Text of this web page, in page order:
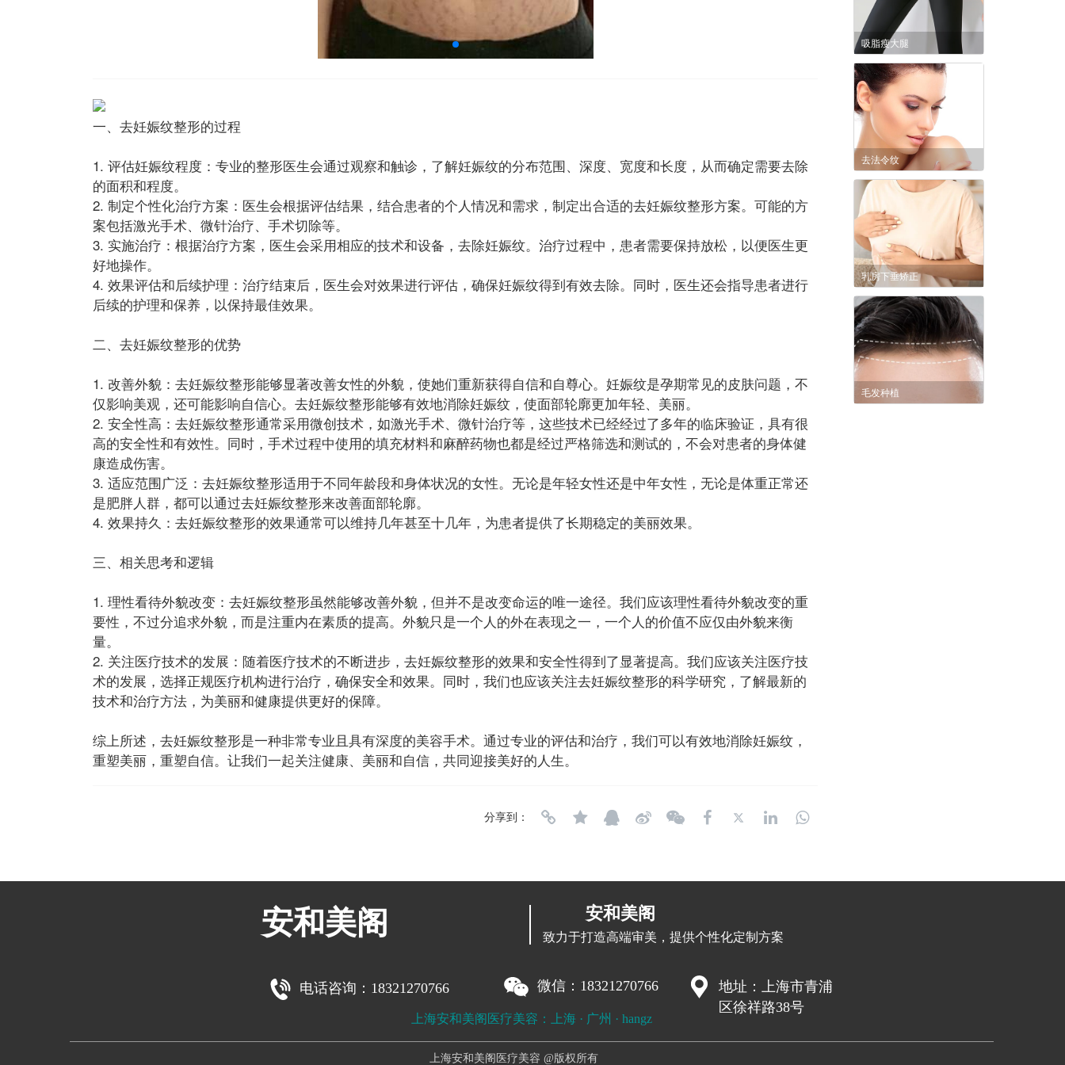
一、去妊娠纹整形的过程
1. 评估妊娠纹程度：专业的整形医生会通过观察和触诊，了解妊娠纹的分布范围、深度、宽度和长度，从而确定需要去除
的面积和程度。
2. 制定个性化治疗方案：医生会根据评估结果，结合患者的个人情况和需求，制定出合适的去妊娠纹整形方案。可能的方
案包括激光手术、微针治疗、手术切除等。
3. 实施治疗：根据治疗方案，医生会采用相应的技术和设备，去除妊娠纹。治疗过程中，患者需要保持放松，以便医生更
好地操作。
4. 效果评估和后续护理：治疗结束后，医生会对效果进行评估，确保妊娠纹得到有效去除。同时，医生还会指导患者进行
后续的护理和保养，以保持最佳效果。
二、去妊娠纹整形的优势
1. 改善外貌：去妊娠纹整形能够显著改善女性的外貌，使她们重新获得自信和自尊心。妊娠纹是孕期常见的皮肤问题，不
仅影响美观，还可能影响自信心。去妊娠纹整形能够有效地消除妊娠纹，使面部轮廓更加年轻、美丽。
2. 安全性高：去妊娠纹整形通常采用微创技术，如激光手术、微针治疗等，这些技术已经经过了多年的临床验证，具有很
高的安全性和有效性。同时，手术过程中使用的填充材料和麻醉药物也都是经过严格筛选和测试的，不会对患者的身体健
康造成伤害。
3. 适应范围广泛：去妊娠纹整形适用于不同年龄段和身体状况的女性。无论是年轻女性还是中年女性，无论是体重正常还
是肥胖人群，都可以通过去妊娠纹整形来改善面部轮廓。
4. 效果持久：去妊娠纹整形的效果通常可以维持几年甚至十几年，为患者提供了长期稳定的美丽效果。
三、相关思考和逻辑
1. 理性看待外貌改变：去妊娠纹整形虽然能够改善外貌，但并不是改变命运的唯一途径。我们应该理性看待外貌改变的重
要性，不过分追求外貌，而是注重内在素质的提高。外貌只是一个人的外在表现之一，一个人的价值不应仅由外貌来衡
量。
2. 关注医疗技术的发展：随着医疗技术的不断进步，去妊娠纹整形的效果和安全性得到了显著提高。我们应该关注医疗技
术的发展，选择正规医疗机构进行治疗，确保安全和效果。同时，我们也应该关注去妊娠纹整形的科学研究，了解最新的
技术和治疗方法，为美丽和健康提供更好的保障。
综上所述，去妊娠纹整形是一种非常专业且具有深度的美容手术。通过专业的评估和治疗，我们可以有效地消除妊娠纹，
重塑美丽，重塑自信。让我们一起关注健康、美丽和自信，共同迎接美好的人生。
分享到：
吸脂瘦大腿
去法令纹
乳房下垂矫正
毛发种植
安和美阁 安和美阁
致力于打造高端审美，提供个性化定制方案
电话咨询：18321270766 微信：18321270766
地址：上海市青浦
区徐祥路38号
上海安和美阁医疗美容：上海 · 广州 · hangz
上海安和美阁医疗美容 @版权所有